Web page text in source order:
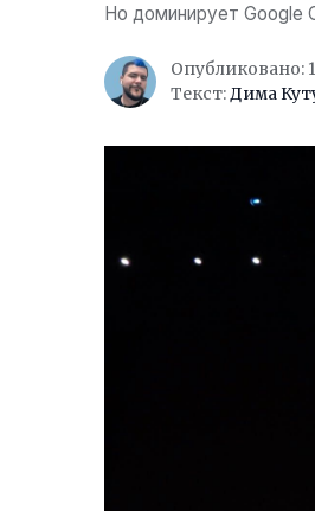
Но доминирует Google
Опубликовано:
Текст:Дима